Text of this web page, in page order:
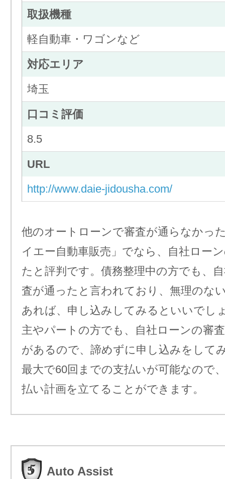
取扱機種
軽自動車・ワゴンなど
対応エリア
埼玉
口コミ評価
8.5
URL
http://www.daie-jidousha.com/
他のオートローンで審査が通らなかっ
イエー自動車販売」でなら、自社ロー
たと評判です。債務整理中の方でも、
査が通ったと言われており、無理のな
あれば、申し込みしてみるといいでし
主やパートの方でも、自社ローンの審
があるので、諦めずに申し込みをして
最大で60回までの支払いが可能なので
払い計画を立てることができます。
Auto Assist